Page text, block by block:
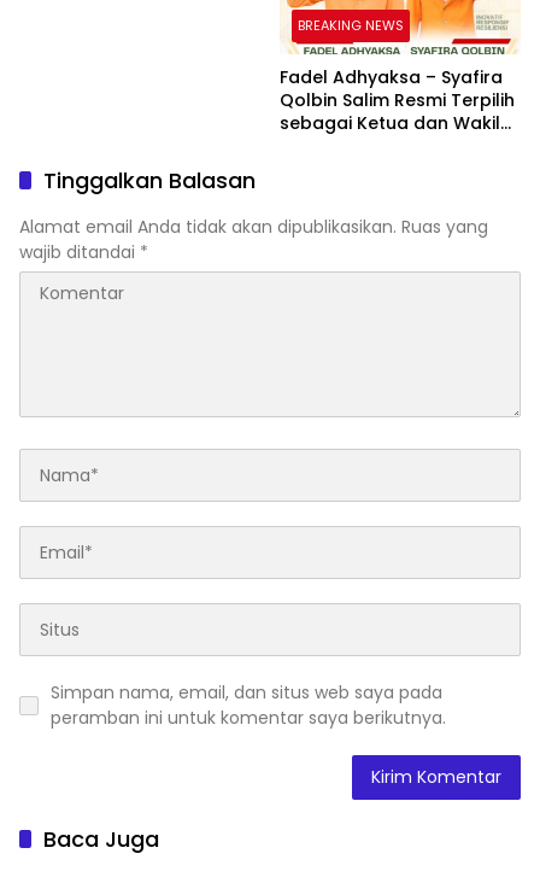
BREAKING NEWS
Fadel Adhyaksa – Syafira
Qolbin Salim Resmi Terpilih
sebagai Ketua dan Wakil
Tinggalkan Balasan
Alamat email Anda tidak akan dipublikasikan. Ruas yang
wajib ditandai *
Simpan nama, email, dan situs web saya pada
peramban ini untuk komentar saya berikutnya.
Baca Juga